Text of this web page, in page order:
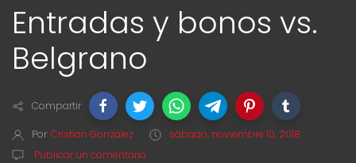
Entradas y bonos vs.
Belgrano
Compartir
Por Cristian González
sábado, noviembre 10, 2018
Publicar un comentario